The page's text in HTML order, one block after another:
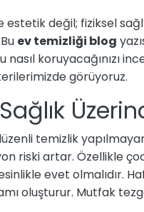
estetik değil; fiziksel
ev temizliği blog
koruyacağınızı
görüyoruz.
temizlik
riski artar. Özellikle
evet olmalıdır.
oluşturur. Mutfak